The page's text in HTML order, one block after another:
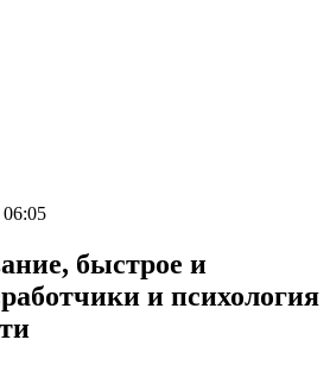
06:05
быстрое и
и психология